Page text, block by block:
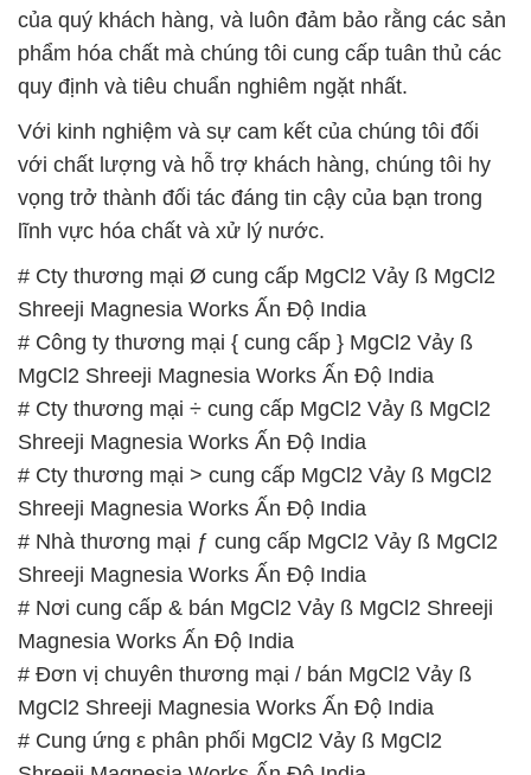
với chất lượng và hỗ trợ khách hàng, chúng tôi hy
vọng trở thành đối tác đáng tin cậy của bạn trong
lĩnh vực hóa chất và xử lý nước.
# Cty thương mại Ø cung cấp MgCl2 Vảy ß MgCl2
Shreeji Magnesia Works Ấn Độ India
# Công ty thương mại { cung cấp } MgCl2 Vảy ß
MgCl2 Shreeji Magnesia Works Ấn Độ India
# Cty thương mại ÷ cung cấp MgCl2 Vảy ß MgCl2
Shreeji Magnesia Works Ấn Độ India
# Cty thương mại > cung cấp MgCl2 Vảy ß MgCl2
Shreeji Magnesia Works Ấn Độ India
# Nhà thương mại ƒ cung cấp MgCl2 Vảy ß MgCl2
Shreeji Magnesia Works Ấn Độ India
# Nơi cung cấp & bán MgCl2 Vảy ß MgCl2 Shreeji
Magnesia Works Ấn Độ India
# Đơn vị chuyên thương mại / bán MgCl2 Vảy ß
MgCl2 Shreeji Magnesia Works Ấn Độ India
# Cung ứng ε phân phối MgCl2 Vảy ß MgCl2
Shreeji Magnesia Works Ấn Độ India
# Công ty chuyên cung ứng ═ phân phối MgCl2 Vảy
ß MgCl2 Shreeji Magnesia Works Ấn Độ India
# Địa chỉ chuyên kinh doanh Ø bán MgCl2 Vảy ß
MgCl2 Shreeji Magnesia Works Ấn Độ India